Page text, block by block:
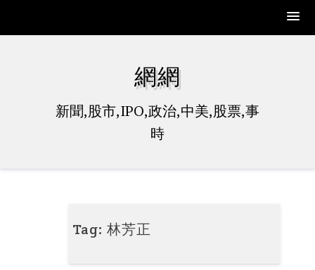
網網
新聞,股市,IPO,政治,中美,股票,事
時
Tag:林芳正